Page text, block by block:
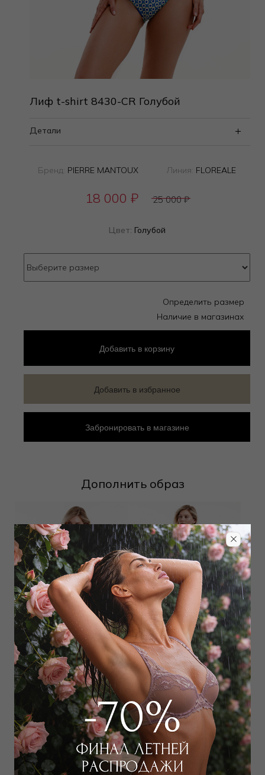
Дополнить образ
Плавки слип
15 000₽ 10 800₽
Выбрать размер
Плавки слип
16 000₽ 11 700₽
Выбрать размер
Лиф t-shirt 8430-CR Голубой
Детали
Бренд: PIERRE MANTOUX Линия: FLOREALE
18 000 ₽ 25 000₽
Цвет: Голубой
Определить размер
Наличие в магазинах
Добавить в корзину
Добавить в избранное
Забронировать в магазине